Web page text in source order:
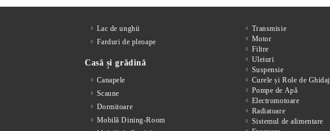
Lac de unghii
Farduri de pleoape
Casă și grădină
Canapele
Scaune
Dormitoare
Mobilă Dining-Room
Transmisie
Motor
Filtre
Uleiuri
Suspensie
Curele și Role de Ghidaj
Pompe de Apă
Electromotoare
Radiatoare
Sistemul de alimentare